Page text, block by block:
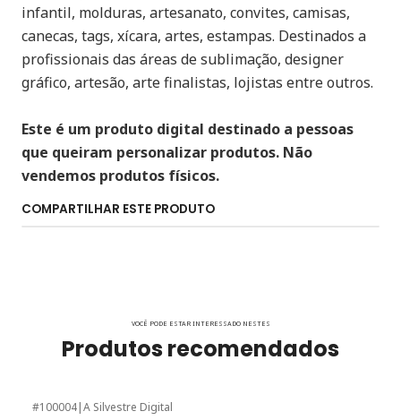
infantil, molduras, artesanato, convites, camisas,
canecas, tags, xícara, artes, estampas. Destinados a
profissionais das áreas de sublimação, designer
gráfico, artesão, arte finalistas, lojistas entre outros.
Este é um produto digital destinado a pessoas
que queiram personalizar produtos. Não
vendemos produtos físicos.
COMPARTILHAR ESTE PRODUTO
VOCÊ PODE ESTAR INTERESSADO NESTES
Produtos recomendados
#100004|A Silvestre Digital